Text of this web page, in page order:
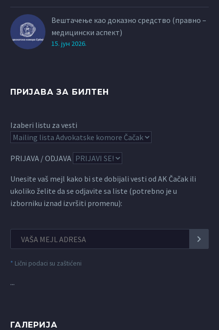
Вештачење као доказно средство (правно –
медицински аспект)
15. јун 2026.
ПРИЈАВА ЗА БИЛТЕН
Izaberi listu za vesti
PRIJAVA / ODJAVA
Unesite vaš mejl kako bi ste dobijali vesti od AK Čačak ili
ukoliko želite da se odjavite sa liste (potrebno je u
izborniku iznad izvršiti promenu):
* Lični podaci su zaštićeni
...
ГАЛЕРИЈА